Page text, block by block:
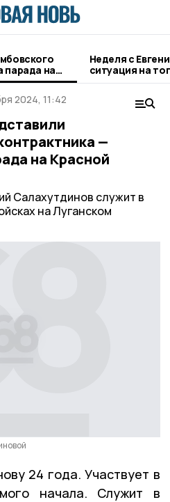
парада на
Неделя с
ситуация на
городе и
2024, 11:42
—
на Красной
Салахутдинов служит в
на Луганском
24 года. Участвует в
начала. Служит в